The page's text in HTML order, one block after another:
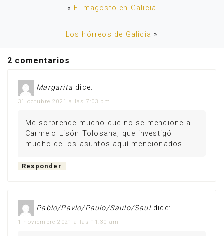
« El magosto en Galicia
Los hórreos de Galicia »
2 comentarios
Margarita dice:
31 octubre 2021 a las 7:03 pm
Me sorprende mucho que no se mencione a
Carmelo Lisón Tolosana, que investigó
mucho de los asuntos aquí mencionados.
Responder
Pablo/Pavlo/Paulo/Saulo/Saul dice:
1 noviembre 2021 a las 11:30 am